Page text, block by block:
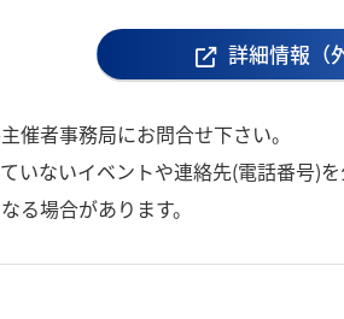
詳細情報（
催者事務局にお問合せ下さい。
いないイベントや連絡先(電話番号)
る場合があります。